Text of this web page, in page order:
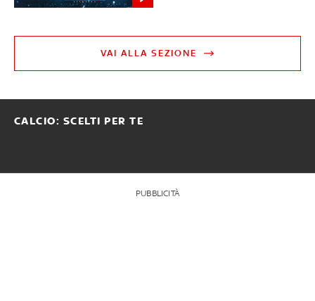
VAI ALLA SEZIONE
CALCIO: SCELTI PER TE
PUBBLICITÀ